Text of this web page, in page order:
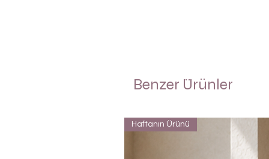
Benzer Ürünler
Haftanın Ürünü